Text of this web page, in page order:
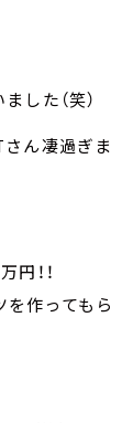
した（笑）
ん凄過ぎま
！！
作ってもら